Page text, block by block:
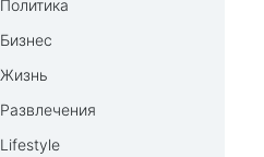
Политика
Бизнес
Жизнь
Развлечения
Lifestyle